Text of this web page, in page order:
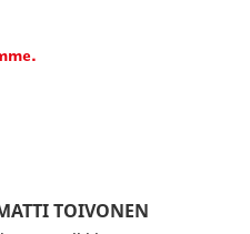
TOIVONEN